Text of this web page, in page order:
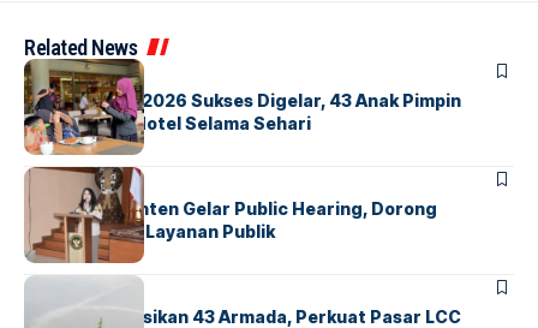
Related News
BERITAINDEX
GM For A Day 2026 Sukses Digelar, 43 Anak Pimpin
Operasional Hotel Selama Sehari
BANDARA BERITA
Karantina Banten Gelar Public Hearing, Dorong
Transparansi Layanan Publik
BANDARA
Citilink Operasikan 43 Armada, Perkuat Pasar LCC